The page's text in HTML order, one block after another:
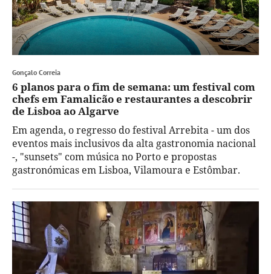
Gonçalo Correia
6 planos para o fim de semana: um festival com
chefs em Famalicão e restaurantes a descobrir
de Lisboa ao Algarve
Em agenda, o regresso do festival Arrebita - um dos
eventos mais inclusivos da alta gastronomia nacional
-, "sunsets" com música no Porto e propostas
gastronómicas em Lisboa, Vilamoura e Estômbar.